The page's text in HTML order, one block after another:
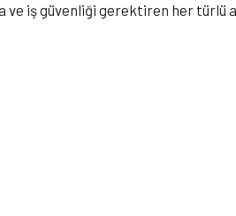
ve iş güvenliği gerektiren her türlü